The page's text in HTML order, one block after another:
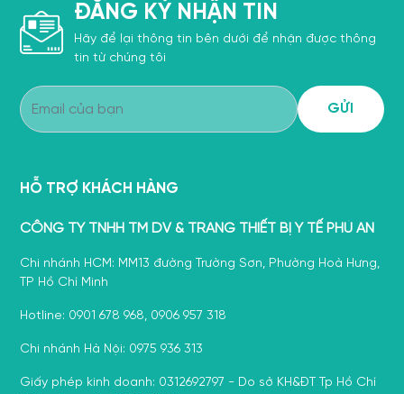
ĐĂNG KÝ NHẬN TIN
Hãy để lại thông tin bên dưới để nhận được thông
tin từ chúng tôi
HỖ TRỢ KHÁCH HÀNG
CÔNG TY TNHH TM DV & TRANG THIẾT BỊ Y TẾ PHÚ AN
Chi nhánh HCM: MM13 đường Trường Sơn, Phường Hoà Hưng,
TP Hồ Chí Minh
Hotline: 0901 678 968, 0906 957 318
Chi nhánh Hà Nội: 0975 936 313
Giấy phép kinh doanh: 0312692797 - Do sở KH&ĐT Tp Hồ Chí